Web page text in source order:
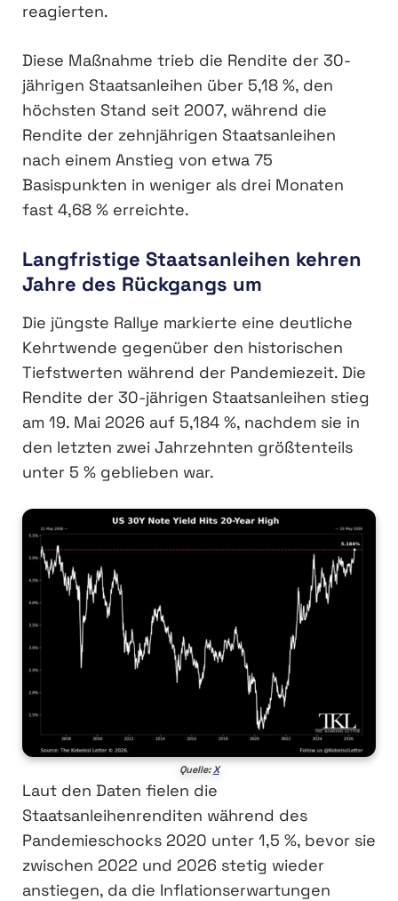
reagierten.
Diese Maßnahme trieb die Rendite der 30-
jährigen Staatsanleihen über 5,18 %, den
höchsten Stand seit 2007, während die
Rendite der zehnjährigen Staatsanleihen
nach einem Anstieg von etwa 75
Basispunkten in weniger als drei Monaten
fast 4,68 % erreichte.
Langfristige Staatsanleihen kehren
Jahre des Rückgangs um
Die jüngste Rallye markierte eine deutliche
Kehrtwende gegenüber den historischen
Tiefstwerten während der Pandemiezeit. Die
Rendite der 30-jährigen Staatsanleihen stieg
am 19. Mai 2026 auf 5,184 %, nachdem sie in
den letzten zwei Jahrzehnten größtenteils
unter 5 % geblieben war.
Quelle: X
Laut den Daten fielen die
Staatsanleihenrenditen während des
Pandemieschocks 2020 unter 1,5 %, bevor sie
zwischen 2022 und 2026 stetig wieder
anstiegen, da die Inflationserwartungen